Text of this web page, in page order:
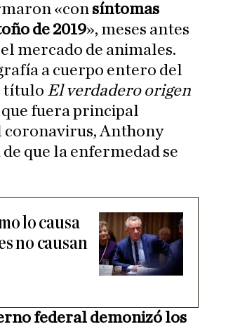
«con síntomas
de 2019», meses antes
mercado de animales.
a cuerpo entero del
título El verdadero origen
fuera principal
coronavirus, Anthony
que la enfermedad se
lo causa
no causan
federal demonizó los